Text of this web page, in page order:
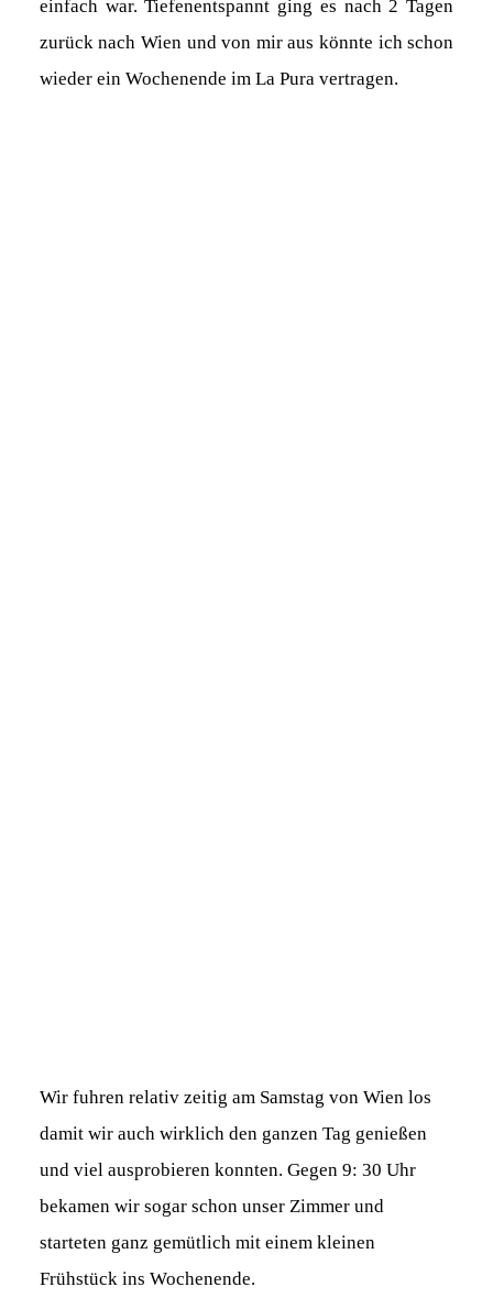
einfach war. Tiefenentspannt ging es nach 2 Tagen
zurück nach Wien und von mir aus könnte ich schon
wieder ein Wochenende im La Pura vertragen.
Wir fuhren relativ zeitig am Samstag von Wien los
damit wir auch wirklich den ganzen Tag genießen
und viel ausprobieren konnten. Gegen 9: 30 Uhr
bekamen wir sogar schon unser Zimmer und
starteten ganz gemütlich mit einem kleinen
Frühstück ins Wochenende.